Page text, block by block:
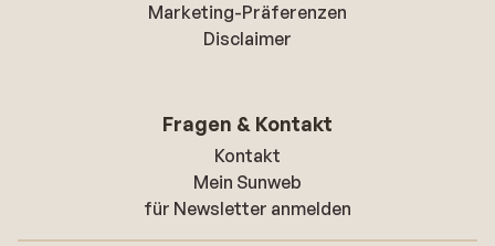
Marketing-Präferenzen
Disclaimer
Fragen & Kontakt
Kontakt
Mein Sunweb
für Newsletter anmelden